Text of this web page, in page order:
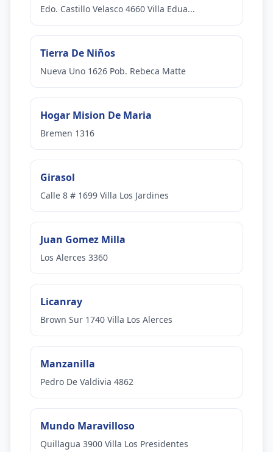
Edo. Castillo Velasco 4660 Villa Edua...
Tierra De Niños
Nueva Uno 1626 Pob. Rebeca Matte
Hogar Mision De Maria
Bremen 1316
Girasol
Calle 8 # 1699 Villa Los Jardines
Juan Gomez Milla
Los Alerces 3360
Licanray
Brown Sur 1740 Villa Los Alerces
Manzanilla
Pedro De Valdivia 4862
Mundo Maravilloso
Quillagua 3900 Villa Los Presidentes